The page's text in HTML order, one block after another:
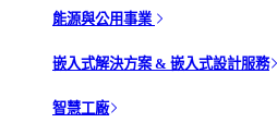
能源與公用事業
嵌入式解決方案 & 嵌入式設計服務
智慧工廠